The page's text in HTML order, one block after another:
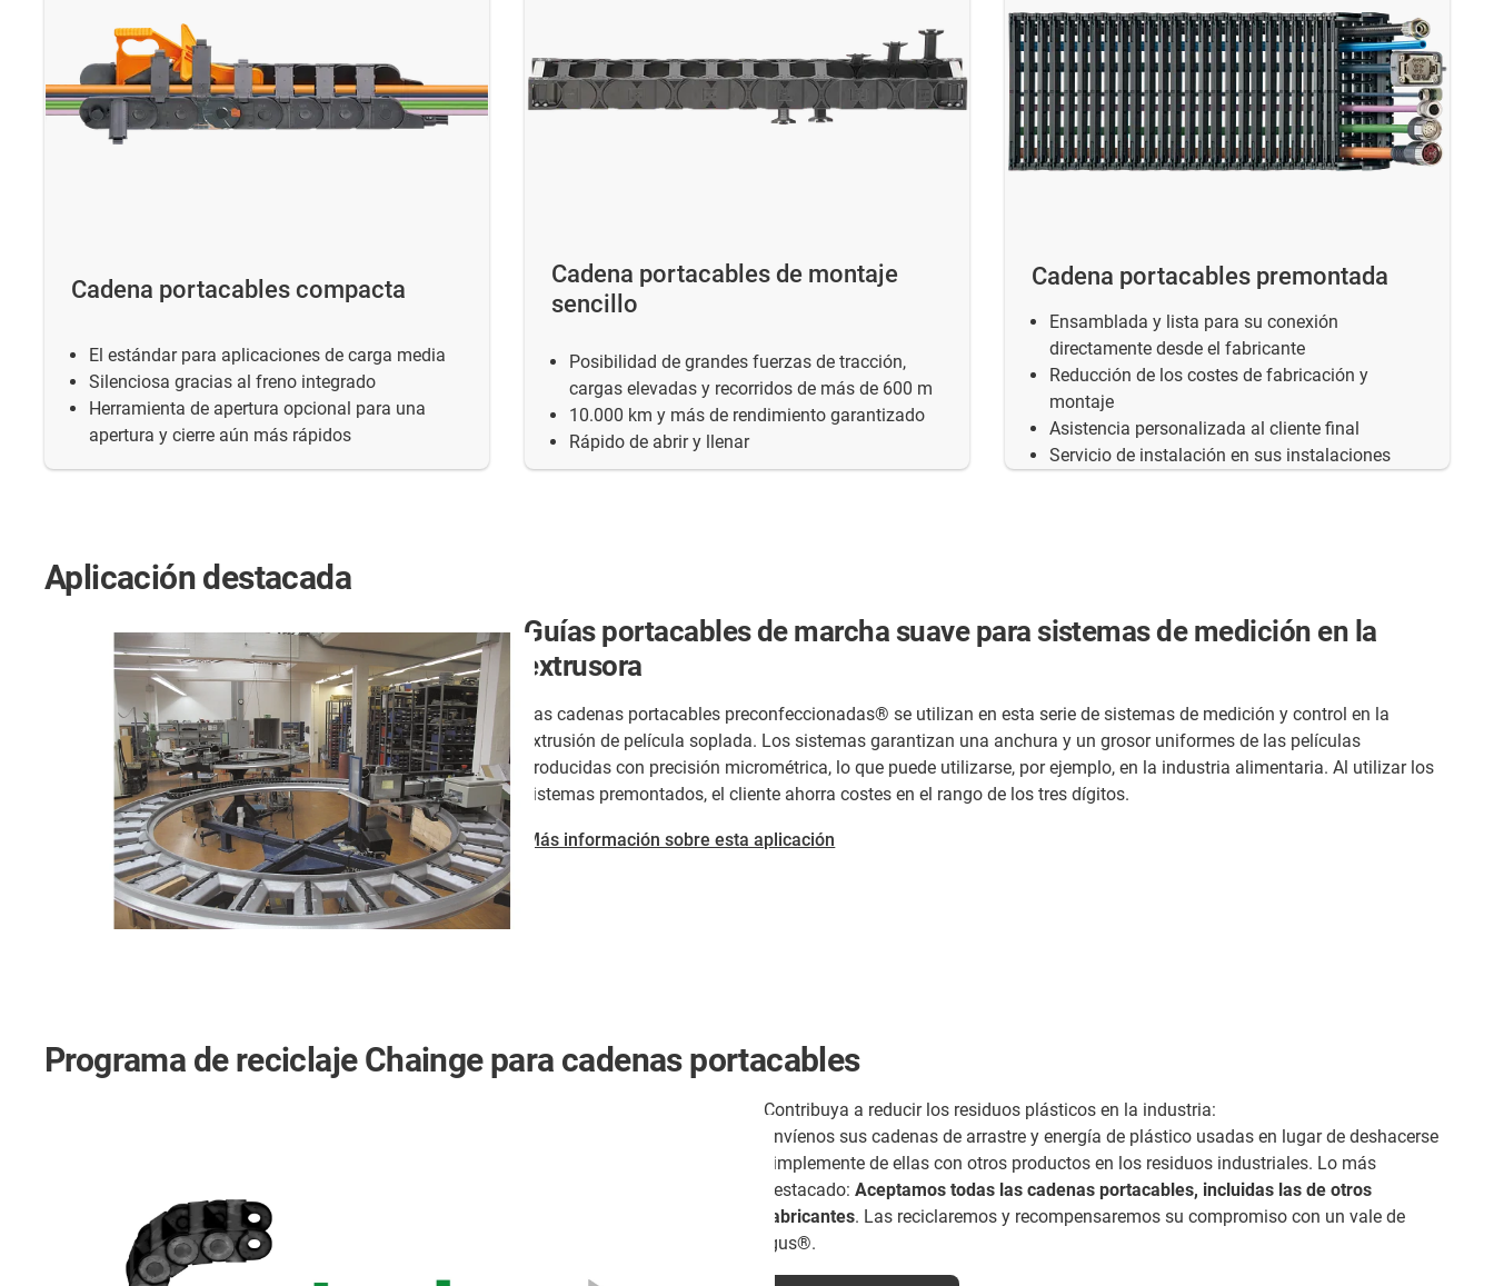
Cadena portacables compacta
El estándar para aplicaciones de carga media
Silenciosa gracias al freno integrado
Herramienta de apertura opcional para una
apertura y cierre aún más rápidos
Cadena portacables de montaje
sencillo
Posibilidad de grandes fuerzas de tracción,
cargas elevadas y recorridos de más de 600 m
10.000 km y más de rendimiento garantizado
Rápido de abrir y llenar
Cadena portacables premontada
Ensamblada y lista para su conexión
directamente desde el fabricante
Reducción de los costes de fabricación y
montaje
Asistencia personalizada al cliente final
Servicio de instalación en sus instalaciones
Aplicación destacada
Guías portacables de marcha suave para sistemas de medición en la
extrusora
Las cadenas portacables preconfeccionadas® se utilizan en esta serie de sistemas de medición y control en la
extrusión de película soplada. Los sistemas garantizan una anchura y un grosor uniformes de las películas
producidas con precisión micrométrica, lo que puede utilizarse, por ejemplo, en la industria alimentaria. Al utilizar los
sistemas premontados, el cliente ahorra costes en el rango de los tres dígitos.
Más información sobre esta aplicación
Programa de reciclaje Chainge para cadenas portacables
Contribuya a reducir los residuos plásticos en la industria:
Envíenos sus cadenas de arrastre y energía de plástico usadas en lugar de deshacerse
simplemente de ellas con otros productos en los residuos industriales. Lo más
destacado: Aceptamos todas las cadenas portacables, incluidas las de otros
fabricantes. Las reciclaremos y recompensaremos su compromiso con un vale de
igus®.